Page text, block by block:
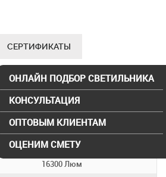
СЕРТИФИКАТЫ
SVS electro
Bridgelux
100 Вт
16300 Люм
ОНЛАЙН ПОДБОР СВЕТИЛЬНИКА
КОНСУЛЬТАЦИЯ
ОПТОВЫМ КЛИЕНТАМ
ОЦЕНИМ СМЕТУ